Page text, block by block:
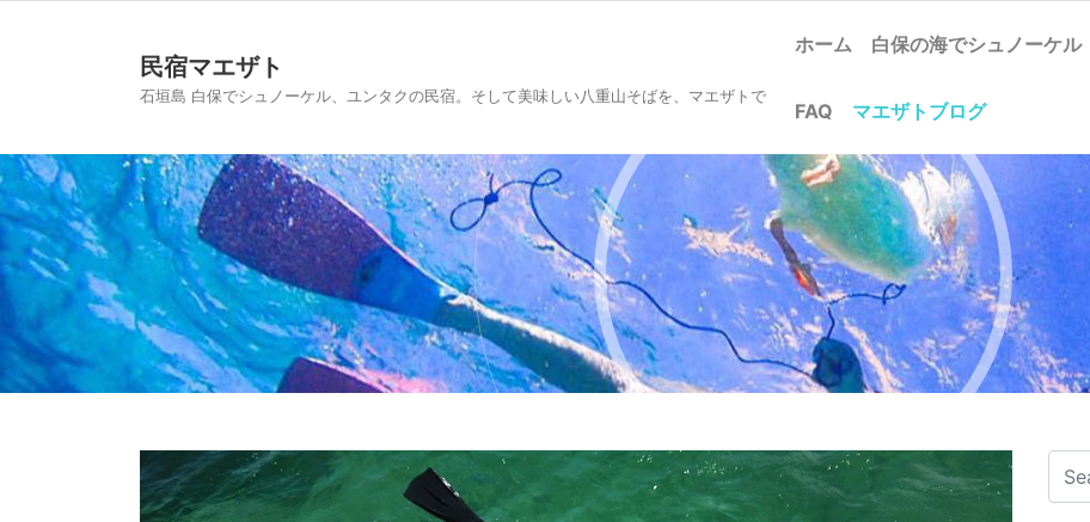
民宿マエザト
石垣島 白保でシュノーケル、ユンタクの民宿。そして美味しい八重山そばを、マエザトで
ホーム 白保の海でシュノーケル
FAQ マエザトブログ